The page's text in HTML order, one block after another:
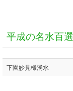
平成の名水百選
下園妙見様湧水